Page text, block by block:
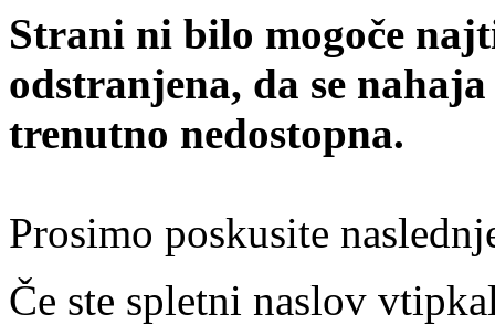
Strani ni bilo mogoče
odstranjena, da se
trenutno nedostopna.
Prosimo poskusite
Če ste spletni naslov